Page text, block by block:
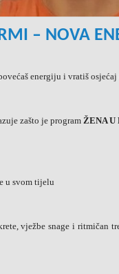
– NOVA
energiju i vratiš
zašto je program ŽENA U
u svom tijelu
vježbe snage i ritmičan